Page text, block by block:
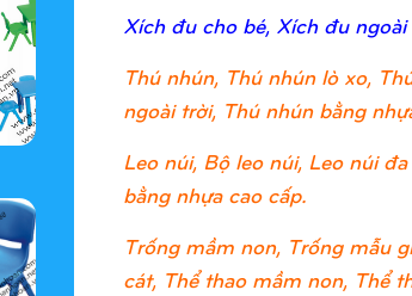
Xích đu cho bé, Xích đu
Thú nhún, Thú nhún lò xo,
ngoài trời, Thú nhún bằng
Leo núi, Bộ leo núi, Leo núi
bằng nhựa cao cấp.
Trống mầm non, Trống mẫu
cát, Thể thao mầm non, Thể